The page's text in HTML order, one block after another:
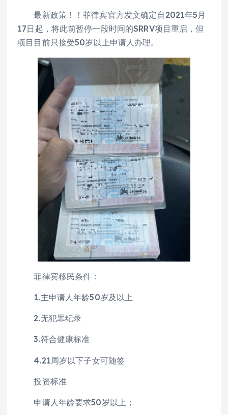
最新政策！！菲律宾官方发文确定自2021年5月
17日起，将此前暂停一段时间的SRRV项目重启，但
项目目前只接受50岁以上申请人办理。
菲律宾移民条件：
1.主申请人年龄50岁及以上
2.无犯罪纪录
3.符合健康标准
4.21周岁以下子女可随签
投资标准
申请人年龄要求50岁以上；